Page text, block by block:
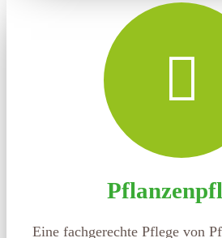
Eine fachgerechte Pflege von